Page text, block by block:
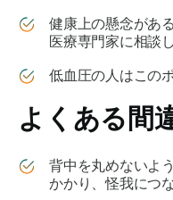
健康上の懸念があ
医療専門家に相談
低血圧の人はこの
よくある間
背中を丸めないよ
かかり、怪我につ